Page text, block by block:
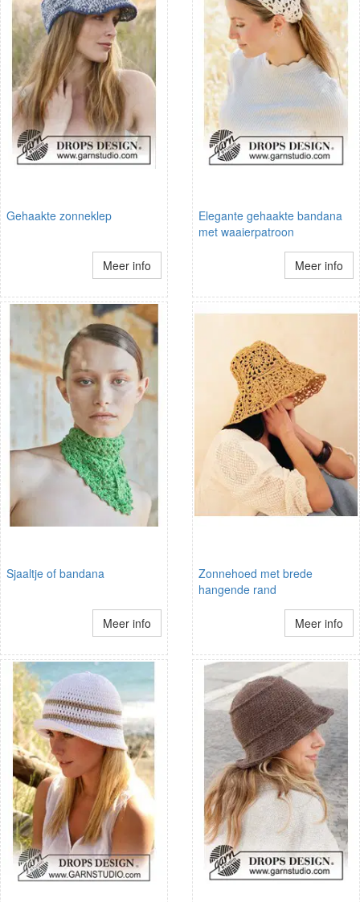
Gehaakte zonneklep
Meer info
Elegante gehaakte bandana
met waaierpatroon
Meer info
Sjaaltje of bandana
Meer info
Zonnehoed met brede
hangende rand
Meer info